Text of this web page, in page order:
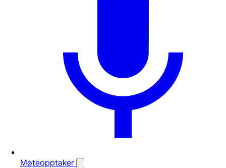
Møteopptaker